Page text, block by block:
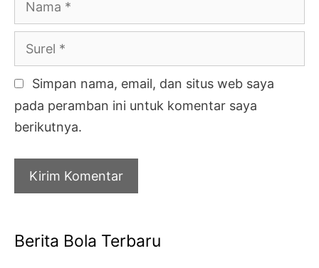
Surel
Simpan nama, email, dan situs web saya
pada peramban ini untuk komentar saya
berikutnya.
Berita Bola Terbaru